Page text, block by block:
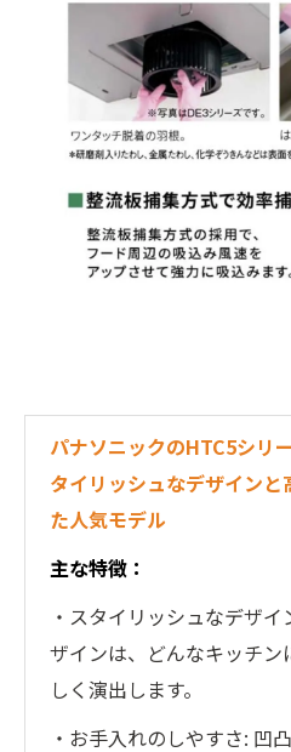
パナソニックのHTC5シリ
タイリッシュなデザイン
た人気モデル
主な特徴：
・スタイリッシュなデザ
ザインは、どんなキッチ
しく演出します。
・お手入れのしやすさ: 凹